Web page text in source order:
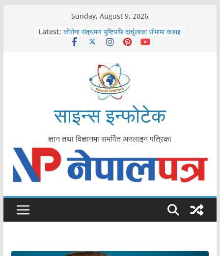
Sunday, August 9, 2026
Latest: कोरोना संक्रमण पुष्टिपछि दार्चुलाका सीमामा कडाइ
विराटनगर महानगरद्वारा पूर्ण खोप सुनिश्चित घोषणा
मकवानपुरमा खोरेत रोग विरुद्धको खोप लगाउन
आयुर्वेद चिकित्सा प्रणालीको भूमिका महत्वपूर्ण छ :
मुख्यमन्त्री शाह
काभ्रेपलाञ्चोकमा आयुर्वेद स्वास्थ्योपचारतर्फ
आकर्षण बढ्दै
साइन्स इन्फोटेक
ज्ञान तथा विज्ञानमा समर्पित अनलाइन पत्रिका